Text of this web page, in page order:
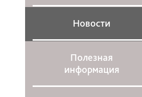
Новости
Полезная
информация